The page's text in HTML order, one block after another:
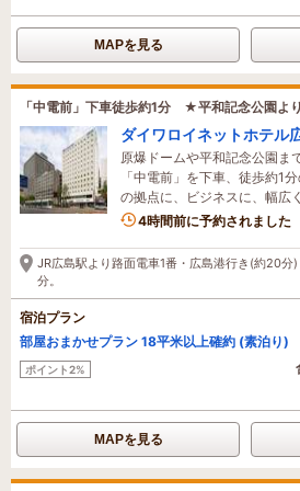
MAPを見る
「中電前」下車徒歩約1分 ★平和記念公園よ
ダイワロイネットホテル
原爆ドームや平和記念公園ま
「中電前」を下車、徒歩約1
の拠点に、ビジネスに、幅広
4時間前に予約されました
JR広島駅より路面電車1番・広島港行き(約20分
分。
宿泊プラン
部屋おまかせプラン 18平米以上確約 (素泊り)
ポイント2%
MAPを見る